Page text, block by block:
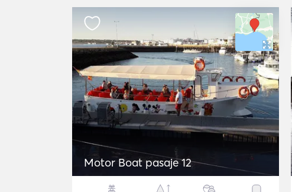
Motor Boat pasaje 12